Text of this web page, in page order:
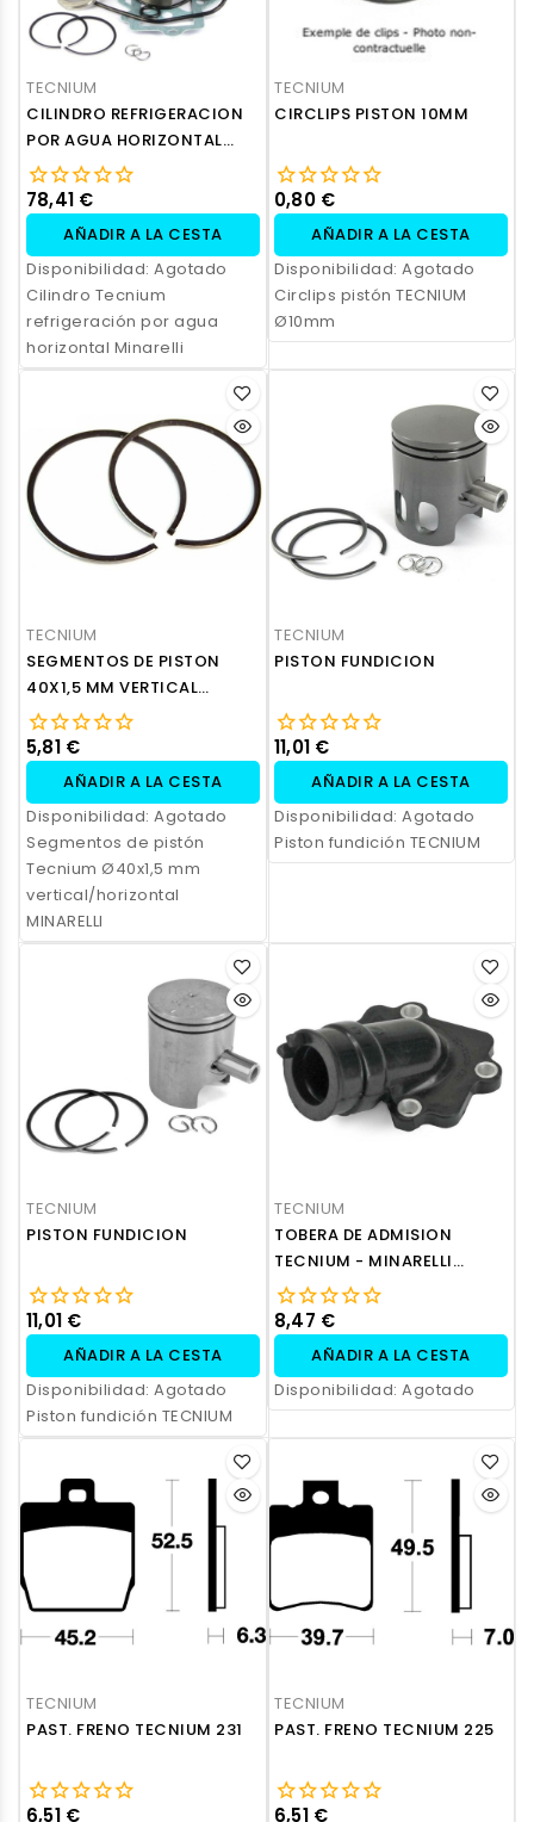
TECNIUM
CILINDRO REFRIGERACION
POR AGUA HORIZONTAL
MINARELLI
78,41 €
AÑADIR A LA CESTA
Disponibilidad: Agotado
Cilindro Tecnium
refrigeración por agua
horizontal Minarelli
TECNIUM
CIRCLIPS PISTON 10MM
0,80 €
AÑADIR A LA CESTA
Disponibilidad: Agotado
Circlips pistón TECNIUM
Ø10mm
TECNIUM
SEGMENTOS DE PISTON
40X1,5 MM VERTICAL
HORIZONTAL MINARELLI
5,81 €
AÑADIR A LA CESTA
Disponibilidad: Agotado
Segmentos de pistón
Tecnium Ø40x1,5 mm
vertical/horizontal
MINARELLI
TECNIUM
PISTON FUNDICION
11,01 €
AÑADIR A LA CESTA
Disponibilidad: Agotado
Piston fundición TECNIUM
TECNIUM
PISTON FUNDICION
11,01 €
AÑADIR A LA CESTA
Disponibilidad: Agotado
Piston fundición TECNIUM
TECNIUM
TOBERA DE ADMISION
TECNIUM - MINARELLI
HORIZONTAL
8,47 €
AÑADIR A LA CESTA
Disponibilidad: Agotado
TECNIUM
PAST. FRENO TECNIUM 231
6,51 €
TECNIUM
PAST. FRENO TECNIUM 225
6,51 €